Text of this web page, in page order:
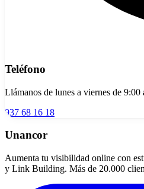
Teléfono
Llámanos de lunes a viernes de 9:00
937 68 16 18
Unancor
Aumenta tu visibilidad online con
y Link Building. Más de 20.000